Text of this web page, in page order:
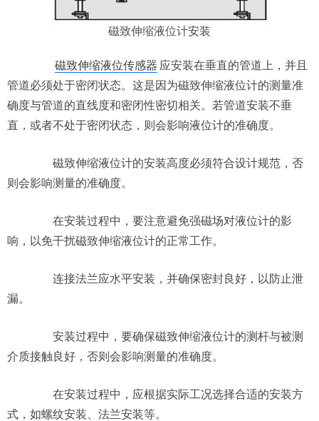
磁致伸缩液位计安装
磁致伸缩液位传感器 应安装在垂直的管道上，并且
管道必须处于密闭状态。这是因为磁致伸缩液位计的测量准
确度与管道的直线度和密闭性密切相关。若管道安装不垂
直，或者不处于密闭状态，则会影响液位计的准确度。
磁致伸缩液位计的安装高度必须符合设计规范，否
则会影响测量的准确度。
在安装过程中，要注意避免强磁场对液位计的影
响，以免干扰磁致伸缩液位计的正常工作。
连接法兰应水平安装，并确保密封良好，以防止泄
漏。
安装过程中，要确保磁致伸缩液位计的测杆与被测
介质接触良好，否则会影响测量的准确度。
在安装过程中，应根据实际工况选择合适的安装方
式，如螺纹安装、法兰安装等。